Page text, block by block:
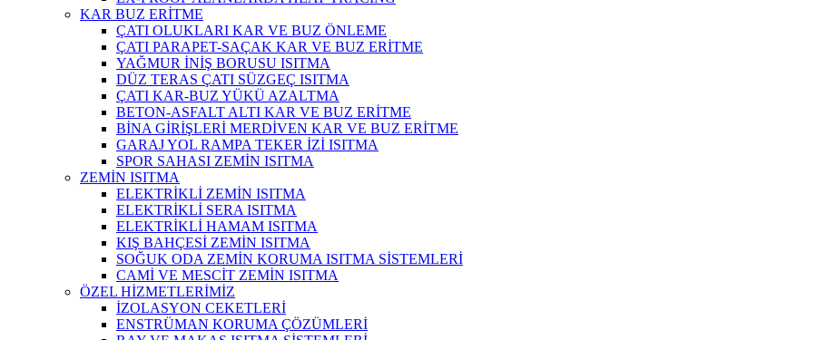
KAR BUZ ERİTME
ÇATI OLUKLARI KAR VE BUZ ÖNLEME
ÇATI PARAPET-SAÇAK KAR VE BUZ ERİTME
YAĞMUR İNİŞ BORUSU ISITMA
DÜZ TERAS ÇATI SÜZGEÇ ISITMA
ÇATI KAR-BUZ YÜKÜ AZALTMA
BETON-ASFALT ALTI KAR VE BUZ ERİTME
BİNA GİRİŞLERİ MERDİVEN KAR VE BUZ ERİTME
GARAJ YOL RAMPA TEKER İZİ ISITMA
SPOR SAHASI ZEMİN ISITMA
ZEMİN ISITMA
ELEKTRİKLİ ZEMİN ISITMA
ELEKTRİKLİ SERA ISITMA
ELEKTRİKLİ HAMAM ISITMA
KIŞ BAHÇESİ ZEMİN ISITMA
SOĞUK ODA ZEMİN KORUMA ISITMA SİSTEMLERİ
CAMİ VE MESCİT ZEMİN ISITMA
ÖZEL HİZMETLERİMİZ
İZOLASYON CEKETLERİ
ENSTRÜMAN KORUMA ÇÖZÜMLERİ